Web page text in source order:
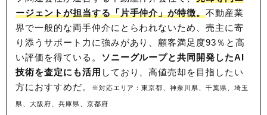
ージェントが担当する「片手仲介」が特徴。不動産業
界で一般的な両手仲介にとらわれないため、売主に寄
り添うサポート力に強みがあり、顧客満足度93％と高
い評価を得ている。 ソニーグループと共同開発したAI
技術を査定にも活用 しており、高値売却を目指したい
方におすすめだ。
※対応エリア：東京都、神奈川県、千葉県、埼玉
県、大阪府、兵庫県、京都府